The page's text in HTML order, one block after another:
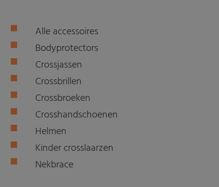
Alle accessoires
Bodyprotectors
Crossjassen
Crossbrillen
Crossbroeken
Crosshandschoenen
Helmen
Kinder crosslaarzen
Nekbrace